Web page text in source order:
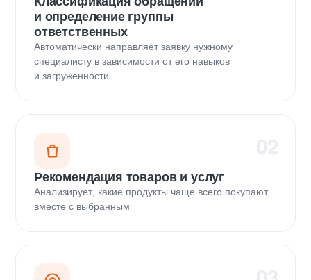
и определение группы
ответственных
Автоматически направляет заявку нужному
специалисту в зависимости от его навыков
и загруженности
Рекомендация товаров и услуг
Анализирует, какие продукты чаще всего покупают
вместе с выбранным